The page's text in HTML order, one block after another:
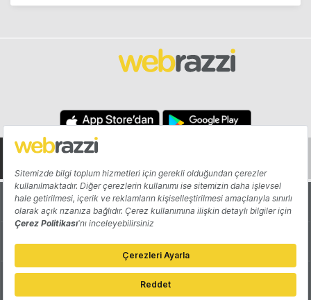
Hakkında Yazarlar
Katkıda Bulun Reklam